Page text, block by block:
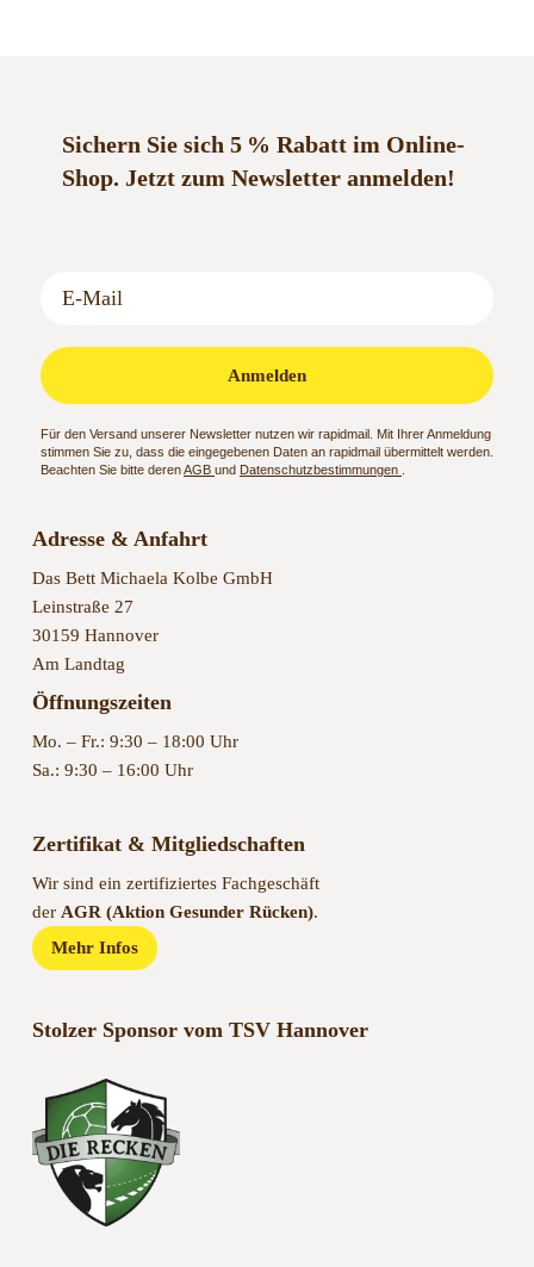
Sichern Sie sich 5 % Rabatt im Online-
Shop. Jetzt zum Newsletter anmelden!
Anmelden
Für den Versand unserer Newsletter nutzen wir rapidmail. Mit Ihrer Anmeldung
stimmen Sie zu, dass die eingegebenen Daten an rapidmail übermittelt werden.
Beachten Sie bitte derenAGB und Datenschutzbestimmungen
Adresse & Anfahrt
Das Bett Michaela Kolbe GmbH
Leinstraße 27
30159 Hannover
Am Landtag
Öffnungszeiten
Mo. – Fr.: 9:30 – 18:00 Uhr
Sa.: 9:30 – 16:00 Uhr
Zertifikat & Mitgliedschaften
Wir sind ein zertifiziertes Fachgeschäft
der AGR (Aktion Gesunder Rücken).
Mehr Infos
Stolzer Sponsor vom TSV Hannover